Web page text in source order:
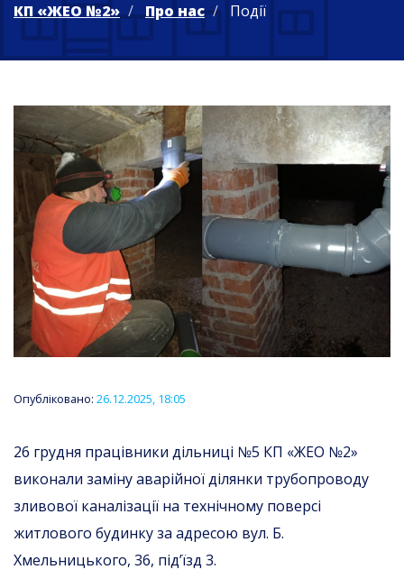
КП «ЖЕО №2» Про нас Події
Опубліковано: 26.12.2025, 18:05
26 грудня працівники дільниці №5 КП «ЖЕО №2»
виконали заміну аварійної ділянки трубопроводу
зливової каналізації на технічному поверсі
житлового будинку за адресою вул. Б.
Хмельницького, 36, під’їзд 3.